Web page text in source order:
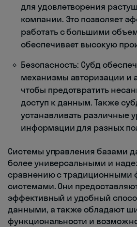
для удовлетворения
компании. Это позволяет
работать с большими
обеспечивает высокую
Безопасность: Субд
механизмы авторизации и
чтобы предотвратить
доступ к данным. Также
устанавливать различные
информации для разных
Системы управления базами
более универсальными и
сравнению с традиционными
системами. Они
эффективный и удобный
данными, а также обладают
функциональности и